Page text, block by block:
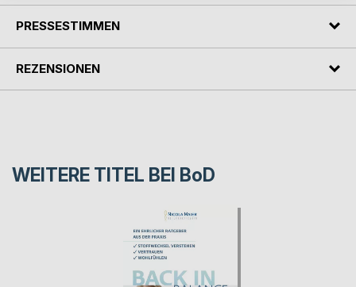
PRESSESTIMMEN
REZENSIONEN
WEITERE TITEL BEI BoD